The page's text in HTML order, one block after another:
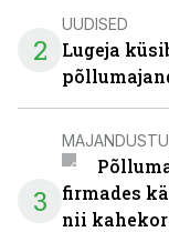
2
UUDISED
Lugeja
3
firmades
nii